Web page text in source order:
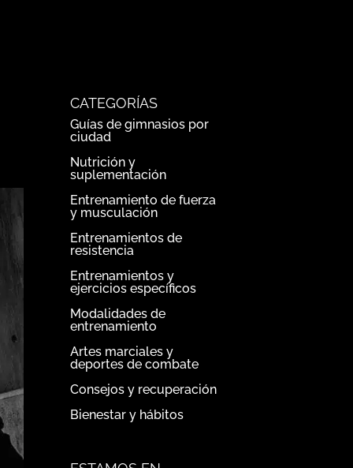
CATEGORÍAS
Guías de gimnasios por
ciudad
Nutrición y
suplementación
Entrenamiento de fuerza
y musculación
Entrenamientos de
resistencia
Entrenamientos y
ejercicios específicos
Modalidades de
entrenamiento
Artes marciales y
deportes de combate
Consejos y recuperación
Bienestar y hábitos